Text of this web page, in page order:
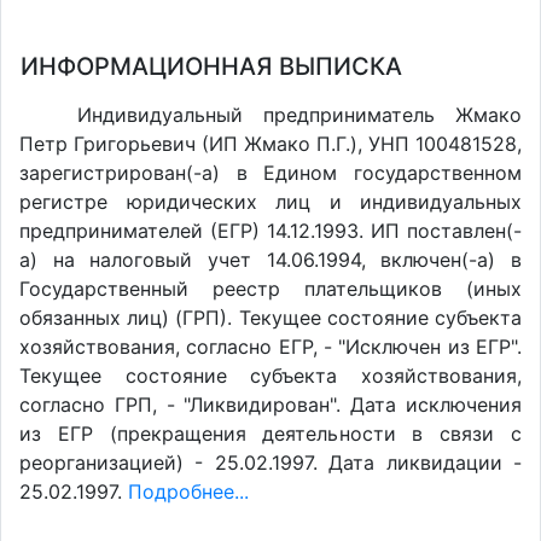
ИНФОРМАЦИОННАЯ ВЫПИСКА
Индивидуальный предприниматель Жмако
Петр Григорьевич (ИП Жмако П.Г.), УНП 100481528,
зарегистрирован(-а) в Едином государственном
регистре юридических лиц и индивидуальных
предпринимателей (ЕГР) 14.12.1993. ИП поставлен(-
a) на налоговый учет 14.06.1994, включен(-a) в
Государственный реестр плательщиков (иных
обязанных лиц) (ГРП). Текущее состояние субъекта
хозяйствования, согласно ЕГР, - "Исключен из ЕГР".
Текущее состояние субъекта хозяйствования,
согласно ГРП, - "Ликвидирован". Дата исключения
из ЕГР (прекращения деятельности в связи с
реорганизацией) - 25.02.1997. Дата ликвидации -
25.02.1997. Подробнее...